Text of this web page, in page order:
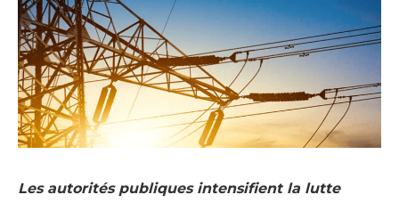
Les autorités publiques intensifient la lutte